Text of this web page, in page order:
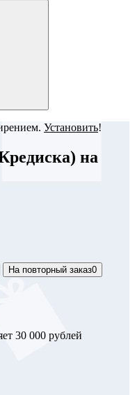
Установить!
на
На повторный заказ0
30 000 рублей